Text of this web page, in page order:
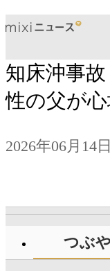
知床沖事故
性の父が
2026年06月14
つぶ